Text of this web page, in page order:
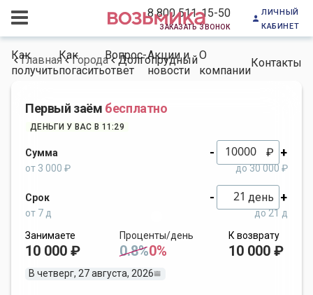
8 800 511-15-50
заказать звонок
личный
кабинет
Как
получить
Как
погасить
Вопрос-
ответ
Акции и
новости
О
компании
Контакты
Главная Города Долгопрудный
Первый заём бесплатно
ДЕНЬГИ У ВАС В 11:29
Сумма - ₽ +
от 3 000 ₽ до 30 000 ₽
Срок - день +
от 7 д
до 21 д
Занимаете
10 000 ₽
Проценты/день
0.8%0%
К возврату
10 000 ₽
В четверг, 27 августа, 2026